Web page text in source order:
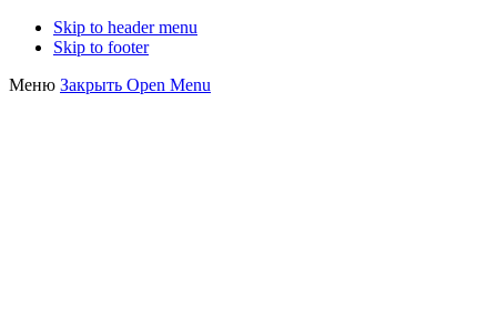
Skip to header menu
Skip to footer
Меню Закрыть Open Menu